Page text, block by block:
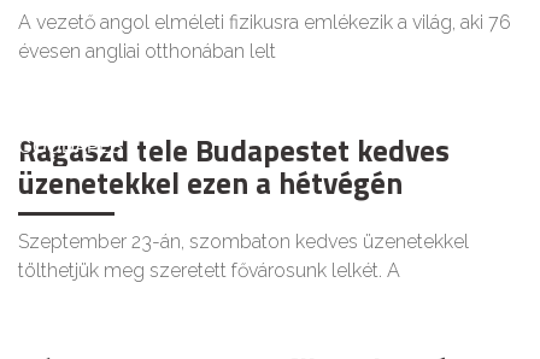
A vezető angol elméleti fizikusra emlékezik a világ, aki 76
évesen angliai otthonában lelt
GOODAPEST
Ragaszd tele Budapestet kedves
üzenetekkel ezen a hétvégén
Szeptember 23-án, szombaton kedves üzenetekkel
tölthetjük meg szeretett fővárosunk lelkét. A